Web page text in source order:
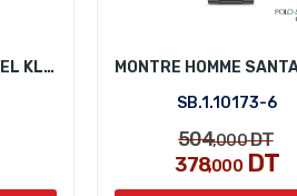
MONTRE HOMME DANIEL KLEIN DK.1.14072-4
SB.1.10173-6
504,000DT
378,000DT